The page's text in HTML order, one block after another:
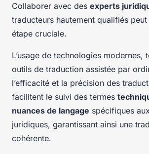
Collaborer avec des experts
traducteurs hautement qualifiés
étape cruciale.
L’usage de technologies modernes,
outils de traduction assistée par
l’efficacité et la précision des
facilitent le suivi des termes
nuances de langage spécifiques
juridiques, garantissant ainsi une
cohérente.